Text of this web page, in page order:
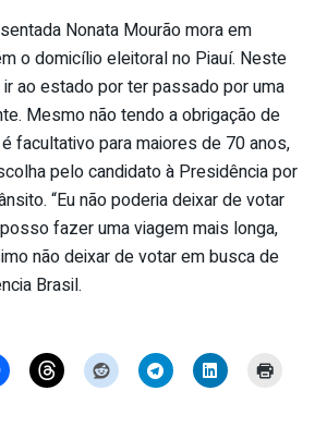
Nonata Mourão mora em
o domicílio eleitoral no Piauí. Neste
ao estado por ter passado por uma
Mesmo não tendo a obrigação de
facultativo para maiores de 70 anos,
pelo candidato à Presidência por
“Eu não poderia deixar de votar
fazer uma viagem mais longa,
não deixar de votar em busca de
Brasil.